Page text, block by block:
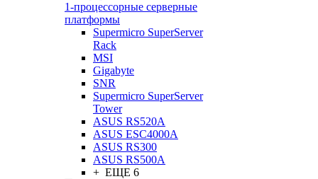
1-процессорные серверные
платформы
Supermicro SuperServer
Rack
MSI
Gigabyte
SNR
Supermicro SuperServer
Tower
ASUS RS520A
ASUS ESC4000A
ASUS RS300
ASUS RS500A
+ ЕЩЕ 6